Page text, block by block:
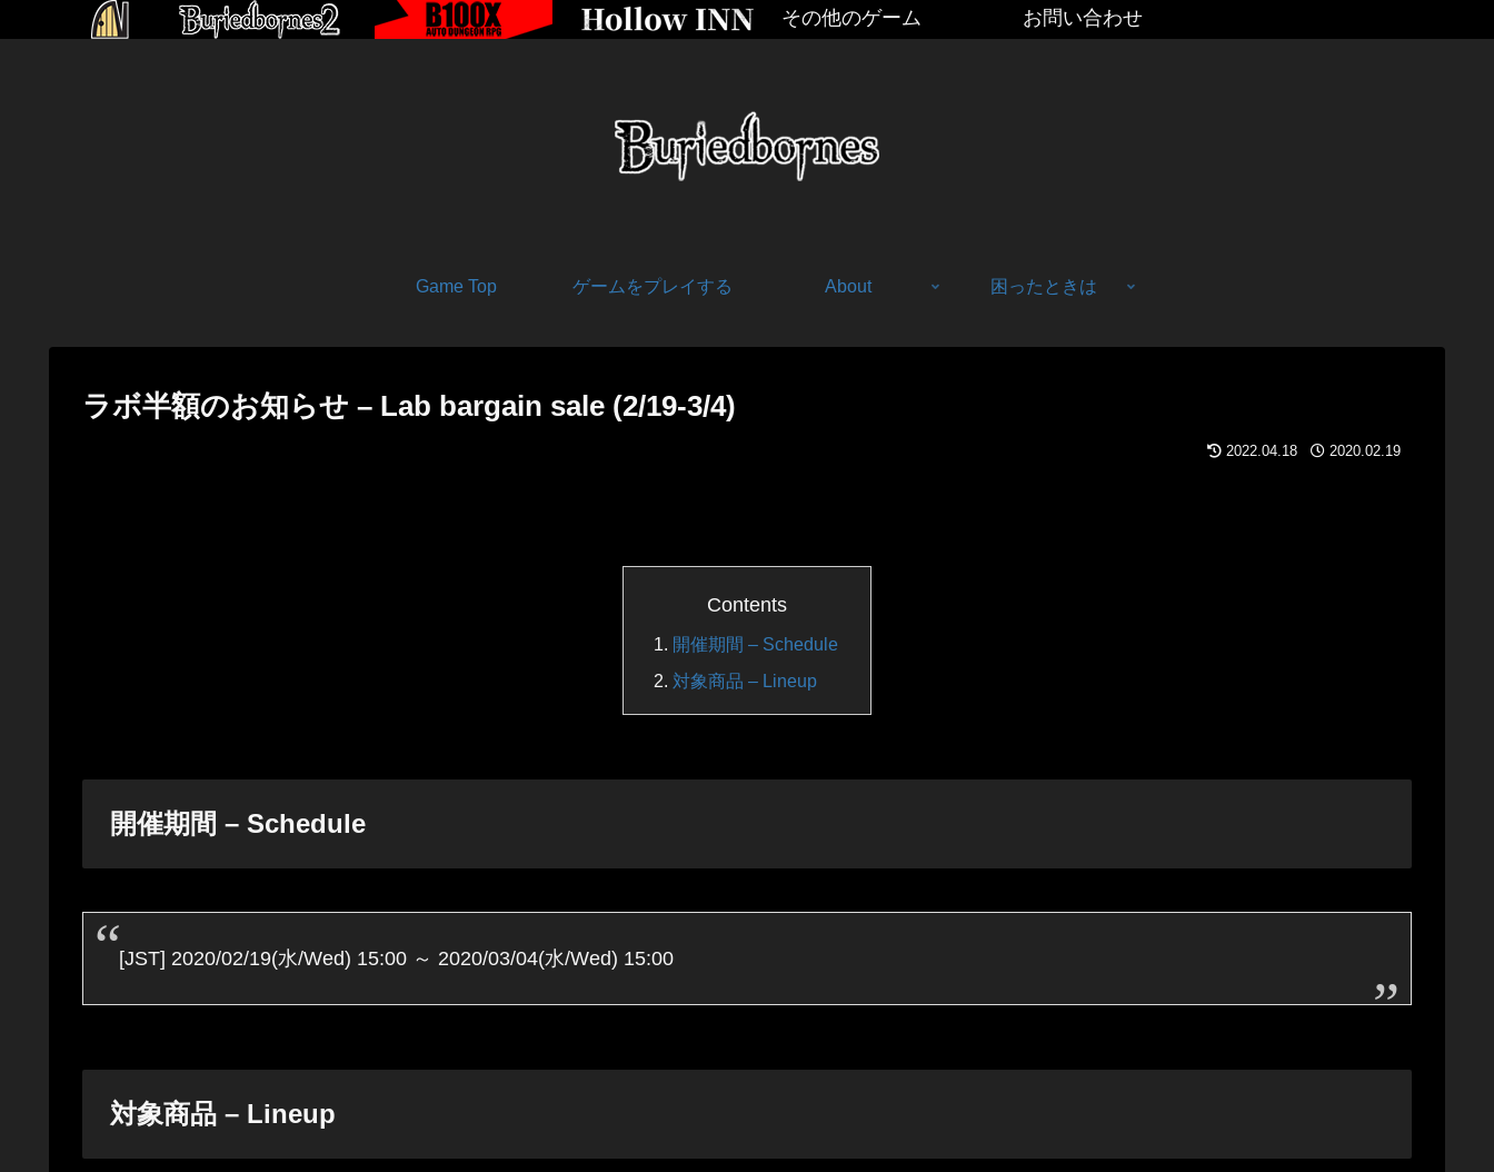
その他のゲーム お問い合わせ
Game Top ゲームをプレイする About 困ったときは
ラボ半額のお知らせ – Lab bargain sale (2/19-3/4)
2022.04.18 2020.02.19
Contents
開催期間 – Schedule
対象商品 – Lineup
開催期間 – Schedule
[JST] 2020/02/19(水/Wed) 15:00 ～ 2020/03/04(水/Wed) 15:00
対象商品 – Lineup